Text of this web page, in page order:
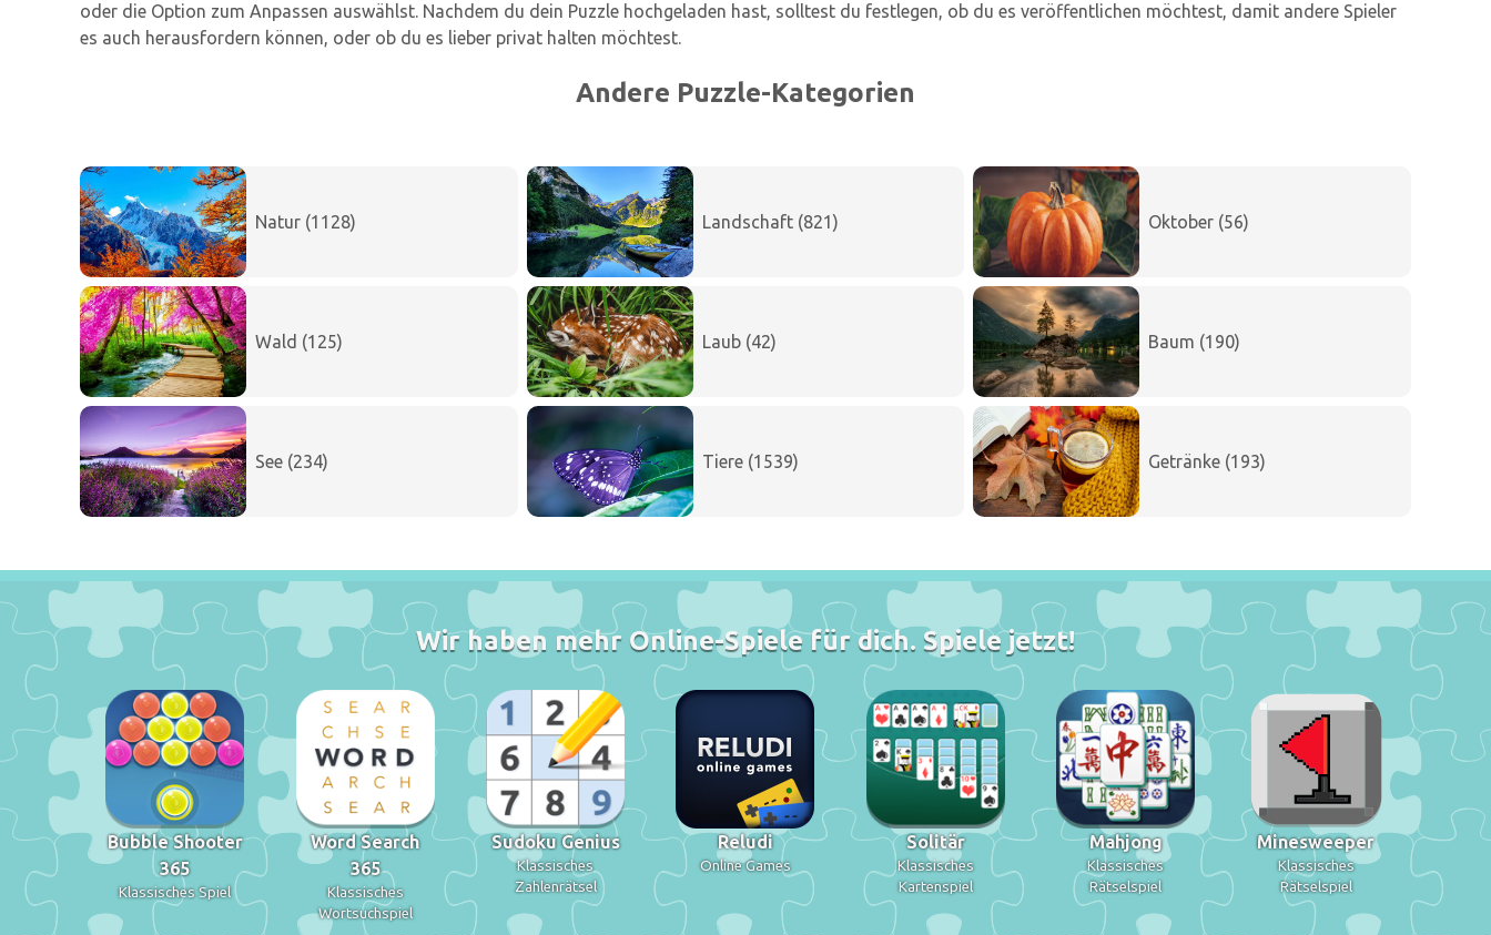
oder die Option zum Anpassen auswählst. Nachdem du dein Puzzle hochgeladen hast, solltest du festlegen, ob du es veröffentlichen möchtest, damit andere Spieler
es auch herausfordern können, oder ob du es lieber privat halten möchtest.
Andere Puzzle-Kategorien
Natur (1128) Landschaft (821) Oktober (56)
Wald (125) Laub (42) Baum (190)
See (234) Tiere (1539) Getränke (193)
Wir haben mehr Online-Spiele für dich. Spiele jetzt!
Bubble Shooter
365
Klassisches Spiel
Word Search
365
Klassisches
Wortsuchspiel
Sudoku Genius
Klassisches
Zahlenrätsel
Reludi
Online Games
Solitär
Klassisches
Kartenspiel
Mahjong
Klassisches
Rätselspiel
Minesweeper
Klassisches
Rätselspiel